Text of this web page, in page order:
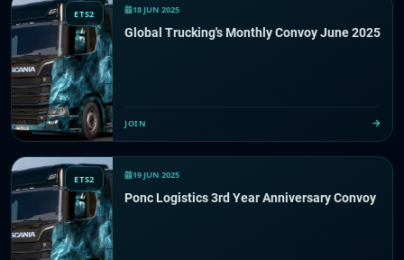
ETS2 18 JUN 2025
Global Trucking's Monthly Convoy June 2025
JOIN
ETS2 19 JUN 2025
Ponc Logistics 3rd Year Anniversary Convoy